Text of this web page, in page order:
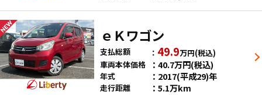
ｅＫワゴン
支払総額 49.9万円(税込)
車両本体価格
40.7万円(税込)
年式 2017(平成29)年
走行距離 5.1万km